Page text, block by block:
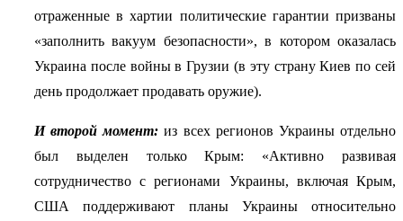
отраженные в хартии политические гарантии призваны
«заполнить вакуум безопасности», в котором оказалась
Украина после войны в Грузии (в эту страну Киев по сей
день продолжает продавать оружие).
И второй момент: из всех регионов Украины отдельно
был выделен только Крым: «Активно развивая
сотрудничество с регионами Украины, включая Крым,
США поддерживают планы Украины относительно